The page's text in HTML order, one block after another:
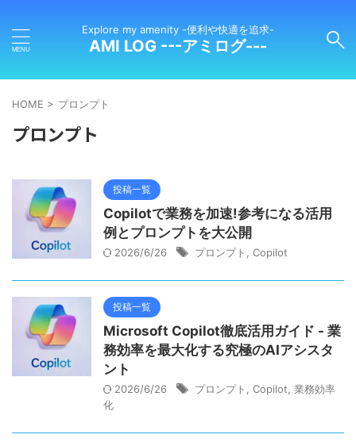
Explore my amenity -便利や快適を追求-
AMI LOG ---アミログ---
HOME > プロンプト
プロンプト
投稿一覧
Copilotで業務を加速!参考になる活用
例とプロンプトを大公開
2026/6/26 プロンプト Copilot
投稿一覧
Microsoft Copilot徹底活用ガイド - 業
務効率を最大化する究極のAIアシスタ
ント
2026/6/26 プロンプト Copilot 業務効率
化